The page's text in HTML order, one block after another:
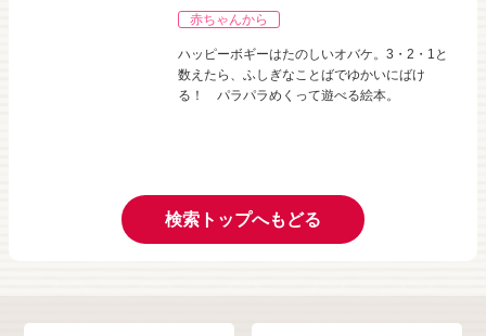
赤ちゃんから
ハッピーボギーはたのしいオバケ。3・2・1と
数えたら、ふしぎなことばでゆかいにばけ
る！ パラパラめくって遊べる絵本。
検索トップへもどる